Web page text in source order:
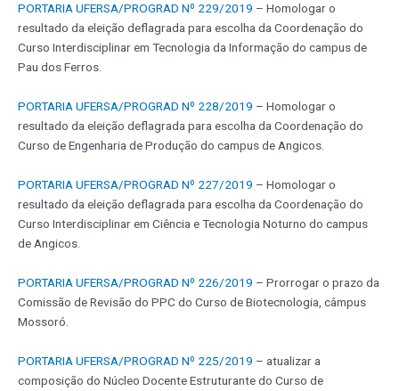
PORTARIA UFERSA/PROGRAD Nº 229/2019 – Homologar o
resultado da eleição deflagrada para escolha da Coordenação do
Curso Interdisciplinar em Tecnologia da Informação do campus de
Pau dos Ferros.
PORTARIA UFERSA/PROGRAD Nº 228/2019 – Homologar o
resultado da eleição deflagrada para escolha da Coordenação do
Curso de Engenharia de Produção do campus de Angicos.
PORTARIA UFERSA/PROGRAD Nº 227/2019 – Homologar o
resultado da eleição deflagrada para escolha da Coordenação do
Curso Interdisciplinar em Ciência e Tecnologia Noturno do campus
de Angicos.
PORTARIA UFERSA/PROGRAD Nº 226/2019 – Prorrogar o prazo da
Comissão de Revisão do PPC do Curso de Biotecnologia, câmpus
Mossoró.
PORTARIA UFERSA/PROGRAD Nº 225/2019 – atualizar a
composição do Núcleo Docente Estruturante do Curso de